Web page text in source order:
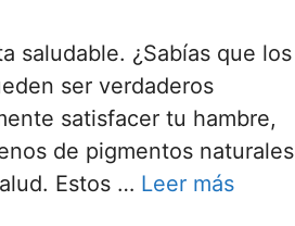
saludable. ¿Sabías que los
ser verdaderos
satisfacer tu hambre,
de pigmentos naturales
Estos … Leer más